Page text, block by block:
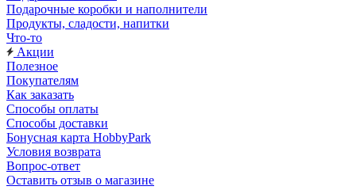
Подарочные коробки и наполнители
Продукты, сладости, напитки
Что-то
Акции
Полезное
Покупателям
Как заказать
Способы оплаты
Способы доставки
Бонусная карта HobbyPark
Условия возврата
Вопрос-ответ
Оставить отзыв о магазине